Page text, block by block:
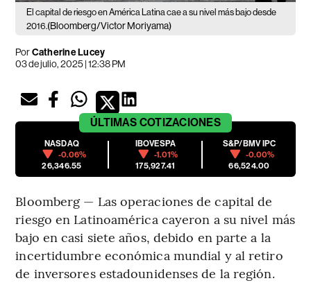
El capital de riesgo en América Latina cae a su nivel más bajo desde
2016.(Bloomberg/Victor Moriyama)
PorCatherine Lucey
03 de julio, 2025 | 12:38 PM
ÚLTIMAS COTIZACIONES
NASDAQ
-0.06%
26,346.55
IBOVESPA
-1.01%
175,927.41
S&P/BMV IPC
-0.00%
66,524.00
Bloomberg — Las operaciones de capital de
riesgo en Latinoamérica cayeron a su nivel más
bajo en casi siete años, debido en parte a la
incertidumbre económica mundial y al retiro
de inversores estadounidenses de la región.